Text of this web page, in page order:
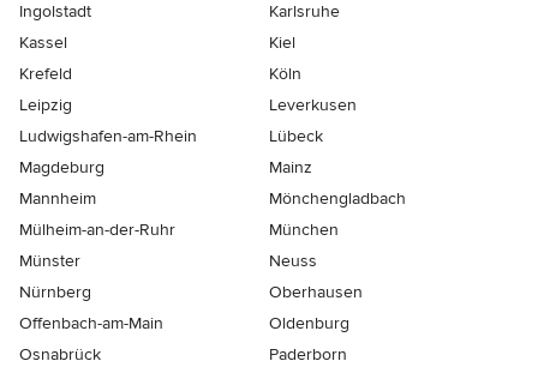
Ingolstadt
Karlsruhe
Kassel
Kiel
Krefeld
Köln
Leipzig
Leverkusen
Ludwigshafen-am-Rhein
Lübeck
Magdeburg
Mainz
Mannheim
Mönchen­gladbach
Mülheim-an-der-Ruhr
München
Münster
Neuss
Nürnberg
Oberhausen
Offenbach-am-Main
Oldenburg
Osnabrück
Paderborn